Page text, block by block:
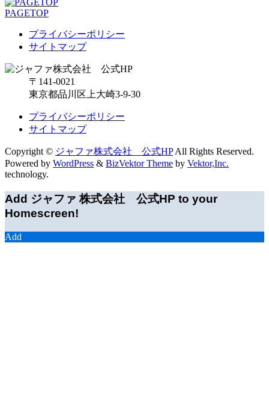
PAGETOP
プライバシーポリシー
サイトマップ
〒141-0021
東京都品川区上大崎3-9-30
プライバシーポリシー
サイトマップ
Copyright © ジャファ株式会社 公式HPAll Rights Reserved.
Powered by WordPress & BizVektor Theme by Vektor,Inc.
technology.
Add ジャファ 株式会社 公式HP to your
Homescreen!
Add